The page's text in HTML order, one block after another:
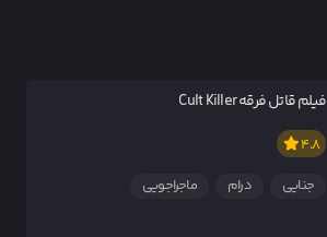
فیلم قاتل فرقه Cult Killer
4.8
جنایی
درام ماجراجویی